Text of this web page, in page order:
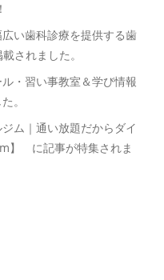
い歯科診療を提供する歯
されました。
・習い事教室＆学び情報
。
ム｜通い放題だからダイ
】 に記事が特集されま